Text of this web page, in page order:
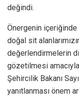
değindi.
Önergenin içeriğinde
doğal sit
değerlendirmelerin
gözetilmesi
Şehircilik Bakanı
yanıtlanması önem